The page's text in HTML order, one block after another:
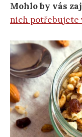
Mohlo by vás
nich potřebujete